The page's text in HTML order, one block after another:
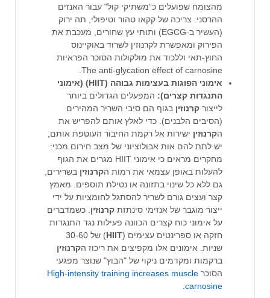
מהצומח שפועלים כ"משתיקי קול" עבור האנזים
ההרסני. צריכה של קקאו טהור וטיפולי, תה ירוק
(העשיר ב-EGCG) ותותי עץ שחורים, מעכבת את
הפירוק ומאפשרת לקרנוזין לשרוד באוקיינוס
החוץ-תאי וללכוד את מולקולות הסוכר הפראיות
The anti-glycation effect of carnosine.
אימוני הפוגות בעצימות גבוהה (HIIT) (אימוני
התנגדות קצרים): המפעלים הגדולים ביותר
לייצור קרנוזין בגוף הם סיבי השריר המהירים
(הסיבים הלבנים). כדי לאלץ אותם להפריש את
הקרנוזין ישירות אל רקמת החיבור העוטפת אותם,
יש לתת להם אות אבולוציוני של מצב חירום מכני:
מחקרים מראים כי אימוני HIIT מגרים את הגוף
להעלות באופן עצמאי את רמות הקרנוזין בשרירים,
גם ללא כל שינוי בתזונה או נטילת תוספים. מאמץ
קצר ועצים גורם לשריר להסתגל לחומציות על ידי
ייצור מוגבר של אנזימי סינתזת קרנוזין. כשמדברים
על אימוני כוח קצרים הכוונה פעילות נגד התנגדות
חזקה או ספרינטים עצימים (HIIT
) של 30-60
שניות. אימונים אלו מקפיצים את ריכוז הקרנוזין
ברקמות ומקדמים ניקוי של "הבוץ" שנוצר מפגעי
הסוכר High-intensity training increases muscle
carnosine
.